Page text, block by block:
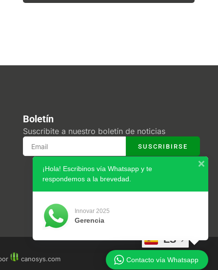
Boletín
Suscribite a nuestro boletín de noticias
SUSCRIBIRSE
canosys.com
ES
¡Hola! Escribinos vía Whatsapp y te
respondemos a la brevedad.
Innovar 2025
Gerencia
Contacto vía Whatsapp